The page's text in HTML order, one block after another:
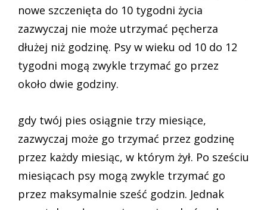
nowe szczenięta do 10 tygodni życia
zazwyczaj nie może utrzymać pęcherza
dłużej niż godzinę. Psy w wieku od 10 do 12
tygodni mogą zwykle trzymać go przez
około dwie godziny.
gdy twój pies osiągnie trzy miesiące,
zazwyczaj może go trzymać przez godzinę
przez każdy miesiąc, w którym żył. Po sześciu
miesiącach psy mogą zwykle trzymać go
przez maksymalnie sześć godzin. Jednak